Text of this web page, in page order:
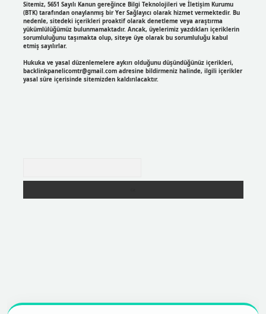
Sitemiz, 5651 Sayılı Kanun gereğince Bilgi Teknolojileri ve İletişim Kurumu
(BTK) tarafından onaylanmış bir Yer Sağlayıcı olarak hizmet vermektedir. Bu
nedenle, sitedeki içerikleri proaktif olarak denetleme veya araştırma
yükümlülüğümüz bulunmamaktadır. Ancak, üyelerimiz yazdıkları içeriklerin
sorumluluğunu taşımakta olup, siteye üye olarak bu sorumluluğu kabul
etmiş sayılırlar.
Hukuka ve yasal düzenlemelere aykırı olduğunu düşündüğünüz içerikleri,
backlinkpanelicomtr@gmail.comadresine bildirmeniz halinde, ilgili içerikler
yasal süre içerisinde sitemizden kaldırılacaktır.